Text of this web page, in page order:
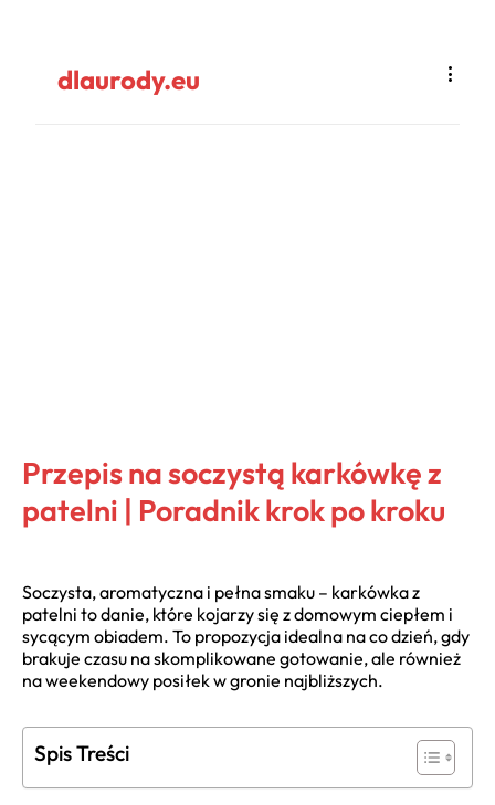
dlaurody.eu
Przepis na soczystą karkówkę z
patelni | Poradnik krok po kroku
Soczysta, aromatyczna i pełna smaku – karkówka z
patelni to danie, które kojarzy się z domowym ciepłem i
sycącym obiadem. To propozycja idealna na co dzień, gdy
brakuje czasu na skomplikowane gotowanie, ale również
na weekendowy posiłek w gronie najbliższych.
Spis Treści